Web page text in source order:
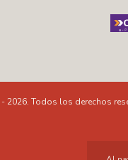
2026. Todos los derechos